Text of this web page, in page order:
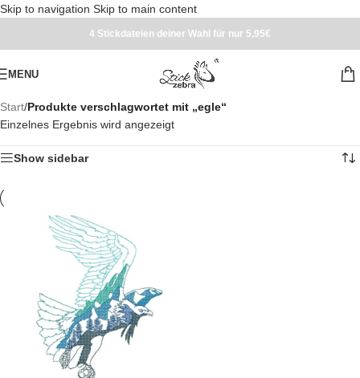
Skip to navigation Skip to main content
4 Stickdateien deiner Wahl für nur 5,95€
MENU
Start/Produkte verschlagwortet mit „egle“
Einzelnes Ergebnis wird angezeigt
Show sidebar